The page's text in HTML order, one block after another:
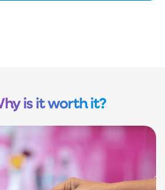
is it worth it?